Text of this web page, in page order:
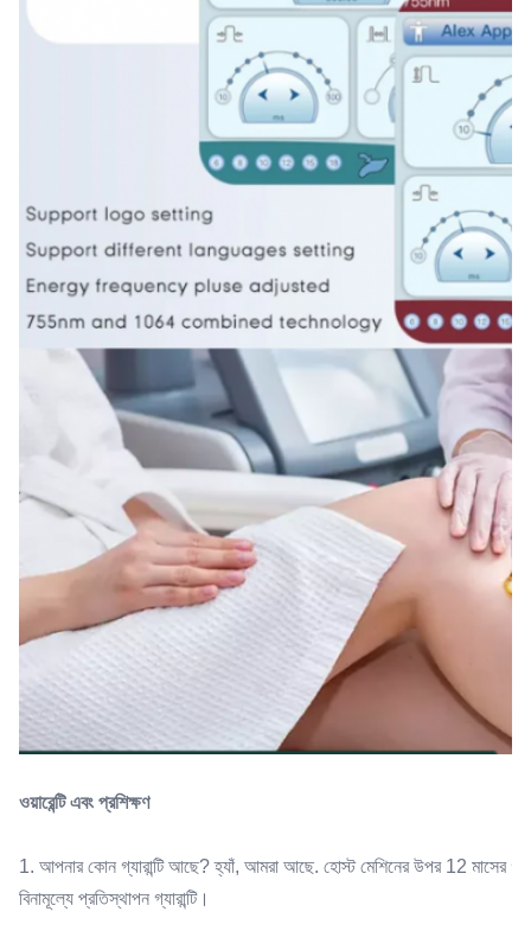
ওয়ারেন্টি এবং প্রশিক্ষণ
1. আপনার কোন গ্যারান্টি আছে? হ্যাঁ, আমরা আছে. হোস্ট মেশিনের উপর 12 মাসের
বিনামূল্যে প্রতিস্থাপন গ্যারান্টি।